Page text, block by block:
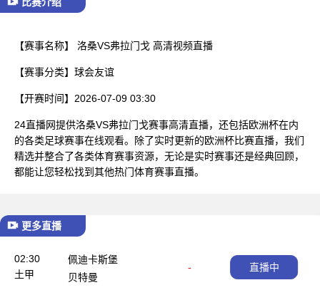
【赛事名称】 洛桑VS弗拉门戈 高清视频直播
【赛事分类】 球会友谊
【开赛时间】 2026-07-09 03:30
24直播网提供洛桑VS弗拉门戈赛事高清直播，还包括欧洲杯在内
的各类足球赛事在线观看。除了实时更新的欧洲杯比赛直播，我们
精选并整合了各类体育赛事资源，无论是实时赛事还是经典回顾，
都能让您轻松找到其他热门体育赛事直播。
更多直播
02:30
土甲
佩迪卡斯堡
-
贝特曼
直播中